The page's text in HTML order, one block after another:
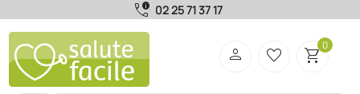
call_quality 02 25 71 37 17
person favorite_border shopping_cart0